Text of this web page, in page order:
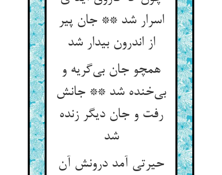
اسرار شد ** جان پیر
از اندرون بیدار شد
همچو جان بی‌‌گریه و
بی‌‌خنده شد ** جانش
رفت و جان دیگر زنده
شد
حیرتی آمد درونش آن